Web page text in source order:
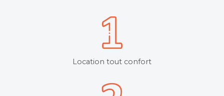
Location tout confort